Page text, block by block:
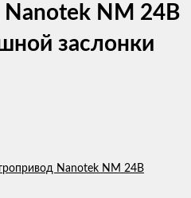
NM 24B
заслонки
Nanotek NM 24B